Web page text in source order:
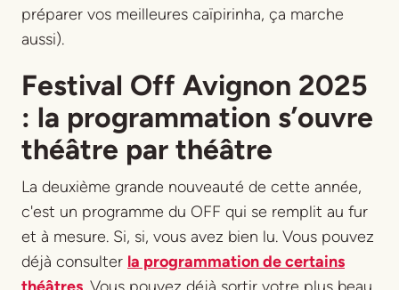
préparer vos meilleures caïpirinha, ça marche
aussi).
Festival Off Avignon 2025
: la programmation s’ouvre
théâtre par théâtre
La deuxième grande nouveauté de cette année,
c'est un programme du OFF qui se remplit au fur
et à mesure. Si, si, vous avez bien lu. Vous pouvez
déjà consulter la programmation de certains